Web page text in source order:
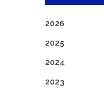
2026
2025
2024
2023